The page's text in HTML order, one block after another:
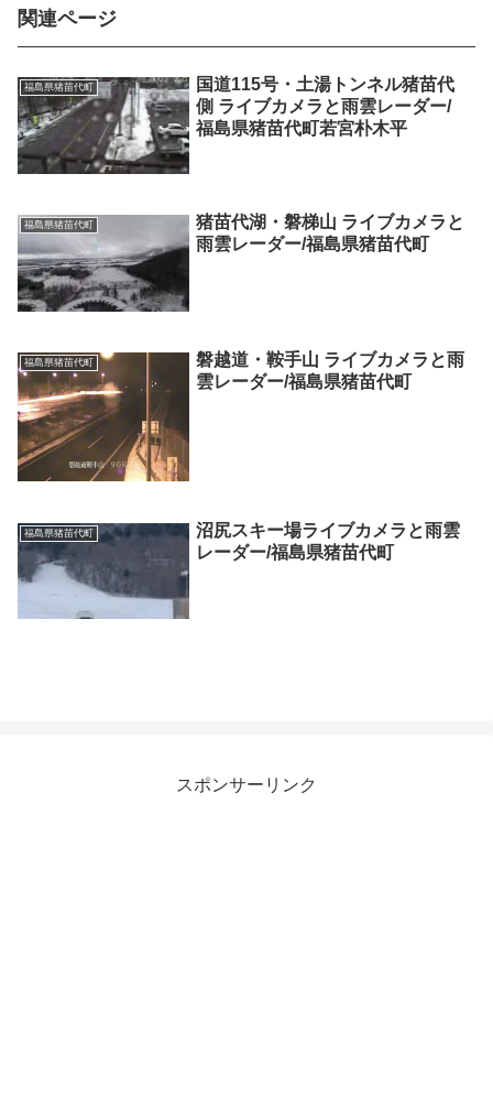
関連ページ
福島県猪苗代町
国道115号・土湯トンネル猪苗代
側 ライブカメラと雨雲レーダー/
福島県猪苗代町若宮朴木平
福島県猪苗代町
猪苗代湖・磐梯山 ライブカメラと
雨雲レーダー/福島県猪苗代町
福島県猪苗代町
磐越道・鞍手山 ライブカメラと雨
雲レーダー/福島県猪苗代町
福島県猪苗代町
沼尻スキー場ライブカメラと雨雲
レーダー/福島県猪苗代町
スポンサーリンク